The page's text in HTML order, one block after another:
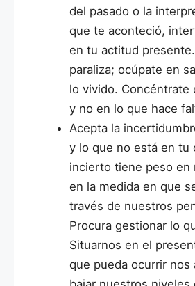
del pasado o la
que te aconteció,
en tu actitud
paraliza; ocúpate en
lo vivido. Concéntrate
y no en lo que hace
Acepta la
y lo que no está en tu
incierto tiene peso en
en la medida en que
través de nuestros
Procura gestionar lo
Situarnos en el
que pueda ocurrir nos